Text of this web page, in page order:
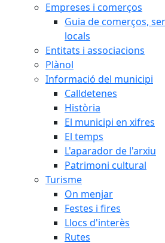
Empreses i comerços
Guia de comerços,
locals
Entitats i associacions
Plànol
Informació del municipi
Calldetenes
Història
El municipi en xifres
El temps
L'aparador de l'arxiu
Patrimoni cultural
Turisme
On menjar
Festes i fires
Llocs d'interès
Rutes